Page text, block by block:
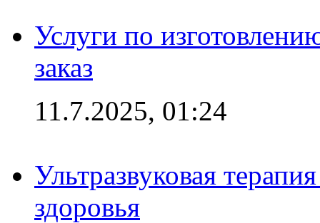
Услуги по
заказ
11.7.2025, 01:24
Ультразвуковая
здоровья